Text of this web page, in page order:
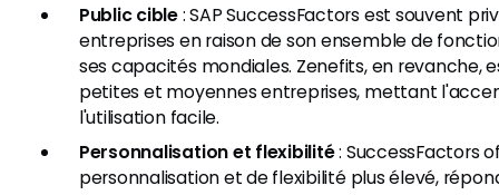
Public cible: SAP SuccessFactors est souvent
entreprises en raison de son ensemble de
ses capacités mondiales. Zenefits, en revanche,
petites et moyennes entreprises, mettant
l'utilisation facile.
Personnalisation et flexibilité: SuccessFactors
personnalisation et de flexibilité plus élevé,